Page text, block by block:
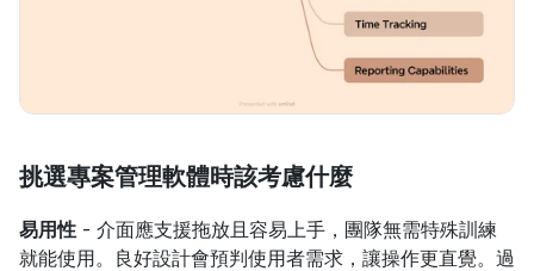
挑選專案管理軟體時該考慮什麼
易用性 - 介面應支援拖放且容易上手，團隊無需特殊訓練
就能使用。良好設計會預判使用者需求，讓操作更直覺。過